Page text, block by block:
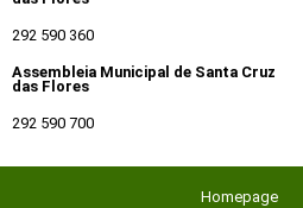
292 590 360
Assembleia Municipal de Santa Cruz
das Flores
292 590 700
Homepage